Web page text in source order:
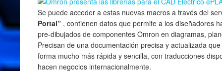
Se puede acceder a estas nuevas macros a través del
Portal”, contienen datos que permite a los diseñadores
pre-dibujados de componentes Omron en diagramas,
Precisan de una documentación precisa y actualizada
forma mucho más rápida y sencilla, con traducciones
hacen negocios internacionalmente.